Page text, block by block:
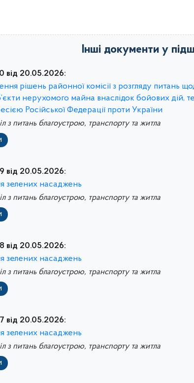
Інші документи у
від 20.05.2026:
рішень районної комісії з розгляду питань
нерухомого майна внаслідок бойових дій,
Російської Федерації проти України
з питань благоустрою, транспорту та житла
від 20.05.2026:
зелених насаджень
з питань благоустрою, транспорту та житла
від 20.05.2026:
зелених насаджень
з питань благоустрою, транспорту та житла
від 20.05.2026:
зелених насаджень
з питань благоустрою, транспорту та житла